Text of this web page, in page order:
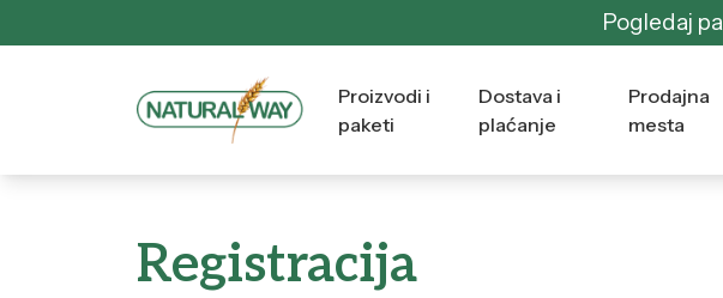
Pogledaj
Proizvodi i
paketi
Dostava i
plaćanje
Prodajna
mesta
Registracija